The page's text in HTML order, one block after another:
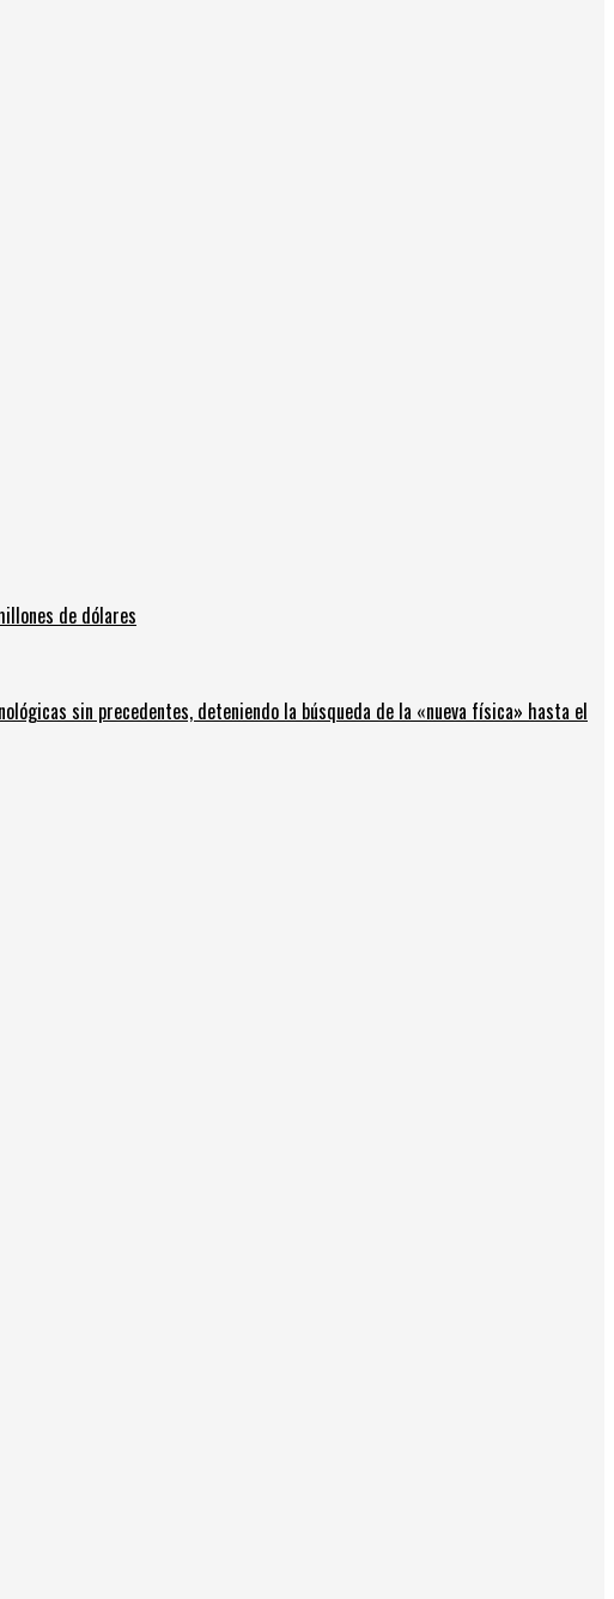
de dólares
sin precedentes, deteniendo la búsqueda de la «nueva física» hasta el